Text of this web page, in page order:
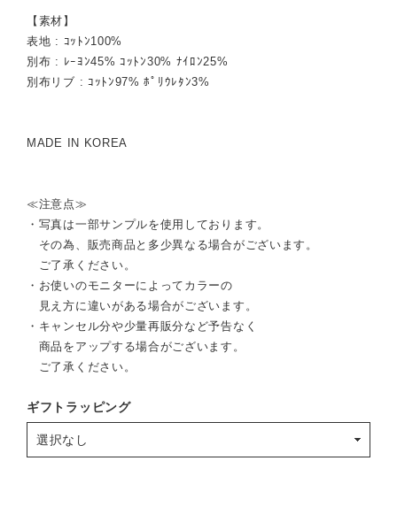
【素材】
表地 : ｺｯﾄﾝ100%
別布 : ﾚｰﾖﾝ45% ｺｯﾄﾝ30% ﾅｲﾛﾝ25%
別布リブ : ｺｯﾄﾝ97% ﾎﾟﾘｳﾚﾀﾝ3%
MADE IN KOREA
≪注意点≫
・写真は一部サンプルを使用しております。
その為、販売商品と多少異なる場合がございます。
ご了承ください。
・お使いのモニターによってカラーの
見え方に違いがある場合がございます。
・キャンセル分や少量再販分など予告なく
商品をアップする場合がございます。
ご了承ください。
ギフトラッピング